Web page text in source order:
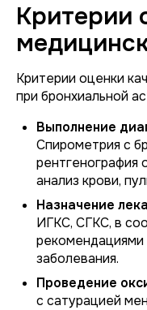
Критерии
Критерии оценки
при бронхиальной
Выполнение
Спирометрия с
рентгенография
анализ крови,
Назначение
ИГКС, СГКС, в
заболевания.
Проведение
с сатурацией